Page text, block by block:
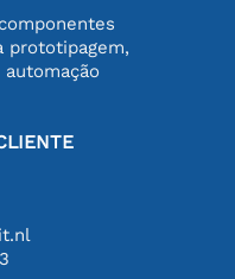
prototipagem,